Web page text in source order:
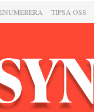
TIPSA OSS